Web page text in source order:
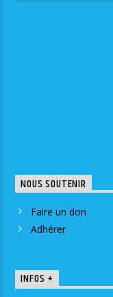
NOUS SOUTENIR
Faire un don
Adhérer
INFOS +